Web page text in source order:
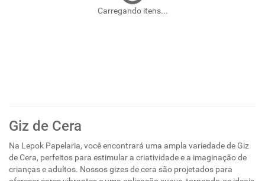
Carregando itens...
Giz de Cera
Na Lepok Papelaria, você encontrará uma ampla variedade de Giz
de Cera, perfeitos para estimular a criatividade e a imaginação de
crianças e adultos. Nossos gizes de cera são projetados para